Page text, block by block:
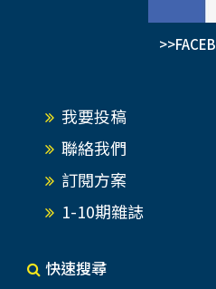
香，應即將此廟修理，恭
奏曰「共需費五百兩即可
幡、御用「藏香」等皇室
宗宮張掛、供奉。清廷認
有功，因此對朝宗宮和風
「恬瀾貽貺」匾額。…
我要投稿
聯絡我們
訂閱方案
1-10期雜誌
快速搜尋